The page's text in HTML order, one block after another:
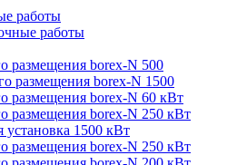
работы
работы
размещения borex-N 500
размещения borex-N 1500
размещения borex-N 60 кВт
размещения borex-N 250 кВт
установка 1500 кВт
размещения borex-N 250 кВт